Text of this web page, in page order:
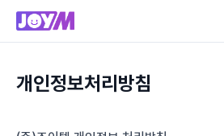
개인정보처리방침